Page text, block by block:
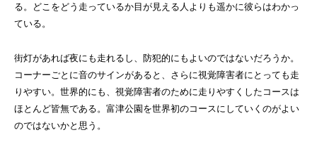
る。どこをどう走っているか目が見える人よりも遥かに彼らはわかっ
ている。
街灯があれば夜にも走れるし、防犯的にもよいのではないだろうか。
コーナーごとに音のサインがあると、さらに視覚障害者にとっても走
りやすい。世界的にも、視覚障害者のために走りやすくしたコースは
ほとんど皆無である。富津公園を世界初のコースにしていくのがよい
のではないかと思う。